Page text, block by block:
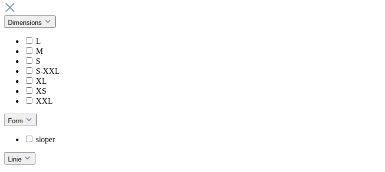
Dimensions
L
M
S
S-XXL
XL
XS
XXL
Form
sloper
Linie